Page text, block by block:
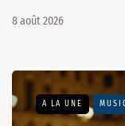
8 août 2026
A LA UNE